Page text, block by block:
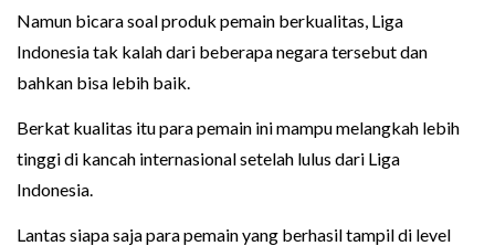
Namun bicara soal produk pemain berkualitas, Liga
Indonesia tak kalah dari beberapa negara tersebut dan
bahkan bisa lebih baik.
Berkat kualitas itu para pemain ini mampu melangkah lebih
tinggi di kancah internasional setelah lulus dari Liga
Indonesia.
Lantas siapa saja para pemain yang berhasil tampil di level